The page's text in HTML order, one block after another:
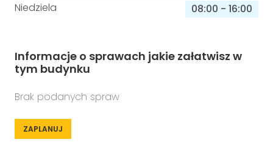
Niedziela
08:00 - 16:00
Informacje o sprawach jakie załatwisz w
tym budynku
Brak podanych spraw
ZAPLANUJ